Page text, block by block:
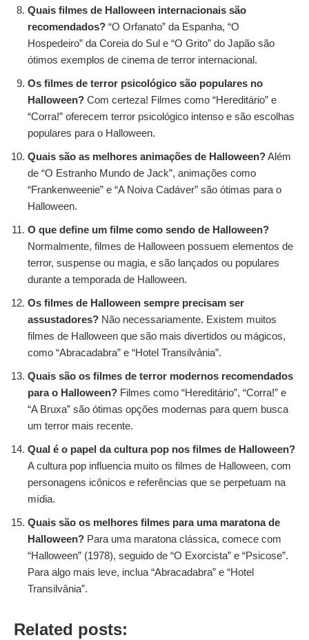
Quais filmes de Halloween internacionais são
recomendados? “O Orfanato” da Espanha, “O
Hospedeiro” da Coreia do Sul e “O Grito” do Japão são
ótimos exemplos de cinema de terror internacional.
Os filmes de terror psicológico são populares no
Halloween? Com certeza! Filmes como “Hereditário” e
“Corra!” oferecem terror psicológico intenso e são escolhas
populares para o Halloween.
Quais são as melhores animações de Halloween?Além
de “O Estranho Mundo de Jack”, animações como
“Frankenweenie” e “A Noiva Cadáver” são ótimas para o
Halloween.
O que define um filme como sendo de Halloween?
Normalmente, filmes de Halloween possuem elementos de
terror, suspense ou magia, e são lançados ou populares
durante a temporada de Halloween.
Os filmes de Halloween sempre precisam ser
assustadores? Não necessariamente. Existem muitos
filmes de Halloween que são mais divertidos ou mágicos,
como “Abracadabra” e “Hotel Transilvânia”.
Quais são os filmes de terror modernos recomendados
para o Halloween? Filmes como “Hereditário”, “Corra!” e
“A Bruxa” são ótimas opções modernas para quem busca
um terror mais recente.
Qual é o papel da cultura pop nos filmes de Halloween?
A cultura pop influencia muito os filmes de Halloween, com
personagens icônicos e referências que se perpetuam na
mídia.
Quais são os melhores filmes para uma maratona de
Halloween? Para uma maratona clássica, comece com
“Halloween” (1978), seguido de “O Exorcista” e “Psicose”.
Para algo mais leve, inclua “Abracadabra” e “Hotel
Transilvânia”.
Related posts: